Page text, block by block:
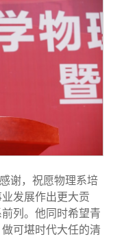
谢，祝愿物理系培
发展作出更大贡
列。他同时希望青
可堪时代大任的清